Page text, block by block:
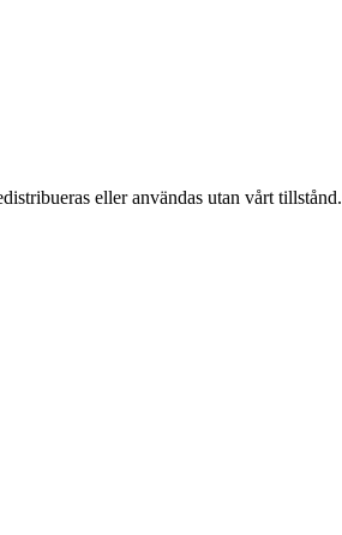
eller användas utan vårt tillstånd.